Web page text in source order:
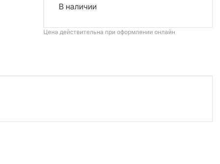
В наличии
Цена действительна при оформлении онлайн